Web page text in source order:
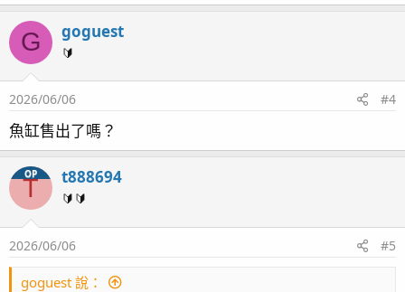
含底櫃冷水機櫃沈馬
售6000自取物品9成新以上
G goguest
🔰
2026/06/06 #4
魚缸售出了嗎？
OP
T t888694
🔰🔰
2026/06/06 #5
goguest 說：